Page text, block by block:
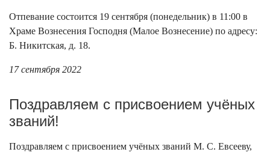
Отпевание состоится 19 сентября (понедельник) в 11:00 в
Храме Вознесения Господня (Малое Вознесение) по адресу:
Б. Никитская, д. 18.
17 сентября 2022
Поздравляем с присвоением учёных
званий!
Поздравляем с присвоением учёных званий М. С. Евсееву,